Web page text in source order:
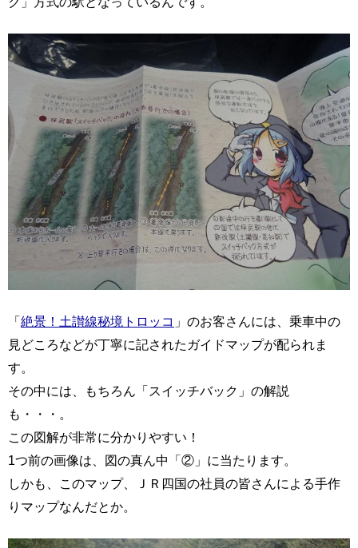
「絶景！土讃線秘境トロッコ 」のお客さんには、乗車中の
見どころなどが丁寧に記されたガイドマップが配られま
す。
その中には、もちろん「スイッチバック」の解説
も・・・。
この図解が非常に分かりやすい！
1つ前の画像は、図の真ん中「②」に当たります。
しかも、このマップ、ＪＲ四国の社員の皆さんによる手作
りマップなんだとか。